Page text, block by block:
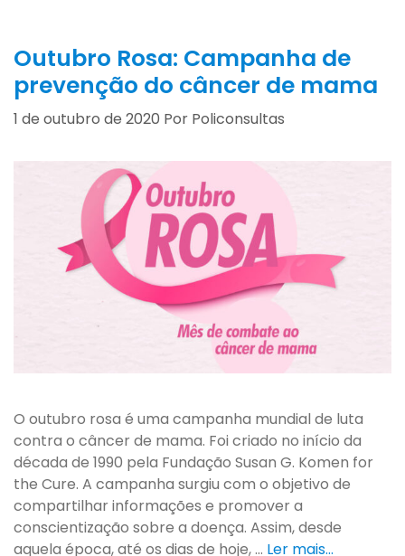
Outubro Rosa: Campanha de
prevenção do câncer de mama
1 de outubro de 2020 Por Policonsultas
O outubro rosa é uma campanha mundial de luta
contra o câncer de mama. Foi criado no início da
década de 1990 pela Fundação Susan G. Komen for
the Cure. A campanha surgiu com o objetivo de
compartilhar informações e promover a
conscientização sobre a doença. Assim, desde
aquela época, até os dias de hoje, … Ler mais…